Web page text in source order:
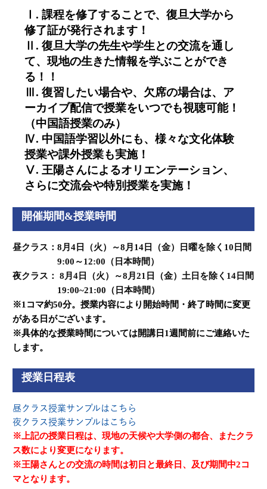
Ⅰ. 課程を修了することで、復旦大学から
修了証が発行されます！
Ⅱ. 復旦大学の先生や学生との交流を通し
て、現地の生きた情報を学ぶことができ
る！！
Ⅲ. 復習したい場合や、欠席の場合は、ア
ーカイブ配信で授業をいつでも視聴可能！
（中国語授業のみ）
Ⅳ. 中国語学習以外にも、様々な文化体験
授業や課外授業も実施！
Ⅴ. 王陽さんによるオリエンテーション、
さらに交流会や特別授業を実施！
開催期間&授業時間
昼クラス：8月4日（火）～8月14日（金）日曜を除く10日間
9:00～12:00（日本時間）
夜クラス： 8月4 日（火）～8月21日（金）土日を除く14日間
19:00~21:00（日本時間）
※1コマ約50分。授業内容により開始時間・終了時間に変更
がある日がございます。
※具体的な授業時間については開講日1週間前にご連絡いた
します。
授業日程表
昼クラス授業サンプルはこちら
夜クラス授業サンプルはこちら
※上記の授業日程は、現地の天候や大学側の都合、またクラ
ス数により変更になります。
※王陽さんとの交流の時間は初日と最終日、及び期間中2コ
マとなります。